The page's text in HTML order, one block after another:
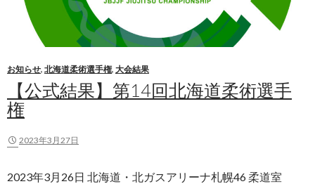
お知らせ, 北海道柔術選手権, 大会結果
【公式結果】第14回北海道柔術選手
権
2023年3月27日
2023年3月26日 北海道・北ガスアリーナ札幌46 柔道室